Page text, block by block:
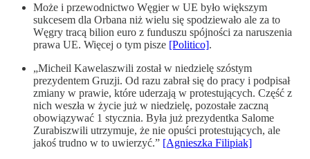
Może i przewodnictwo Węgier w UE było większym
sukcesem dla Orbana niż wielu się spodziewało ale za to
Węgry tracą bilion euro z funduszu spójności za naruszenia
prawa UE. Więcej o tym pisze [Politico].
„Micheil Kawelaszwili został w niedzielę szóstym
prezydentem Gruzji. Od razu zabrał się do pracy i podpisał
zmiany w prawie, które uderzają w protestujących. Część z
nich weszła w życie już w niedzielę, pozostałe zaczną
obowiązywać 1 stycznia. Była już prezydentka Salome
Zurabiszwili utrzymuje, że nie opuści protestujących, ale
jakoś trudno w to uwierzyć.” [Agnieszka Filipiak]